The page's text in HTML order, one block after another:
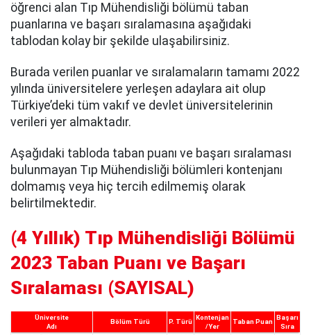
öğrenci alan Tıp Mühendisliği bölümü taban
puanlarına ve başarı sıralamasına aşağıdaki
tablodan kolay bir şekilde ulaşabilirsiniz.
Burada verilen puanlar ve sıralamaların tamamı 2022
yılında üniversitelere yerleşen adaylara ait olup
Türkiye’deki tüm vakıf ve devlet üniversitelerinin
verileri yer almaktadır.
Aşağıdaki tabloda taban puanı ve başarı sıralaması
bulunmayan Tıp Mühendisliği bölümleri kontenjanı
dolmamış veya hiç tercih edilmemiş olarak
belirtilmektedir.
(4 Yıllık) Tıp Mühendisliği Bölümü
2023 Taban Puanı ve Başarı
Sıralaması (SAYISAL)
Üniversite
Adı
Bölüm Türü P. Türü
Kontenjan
/Yer
Taban Puan
Başarı
Sıra